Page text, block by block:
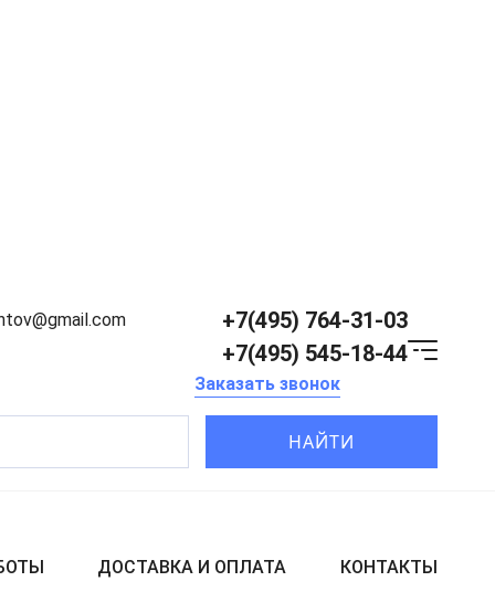
+7(495) 764-31-03
+7(495) 545-18-44
Заказать звонок
НАЙТИ
ДОСТАВКА И ОПЛАТА КОНТАКТЫ